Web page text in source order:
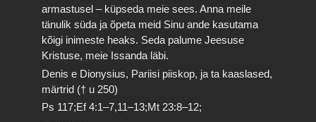
armastusel – küpseda meie sees. Anna meile
tänulik süda ja õpeta meid Sinu ande kasutama
kõigi inimeste heaks. Seda palume Jeesuse
Kristuse, meie Issanda läbi.
Denis e Dionysius, Pariisi piiskop, ja ta kaaslased,
märtrid († u 250)
Ps 117;Ef 4:1–7,11–13;Mt 23:8–12;